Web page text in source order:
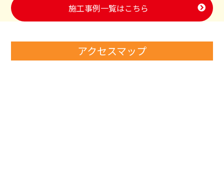
施工事例一覧はこちら
アクセスマップ